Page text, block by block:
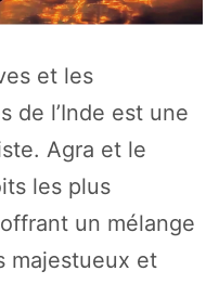
et les
de l’Inde est une
Agra et le
les plus
un mélange
majestueux et